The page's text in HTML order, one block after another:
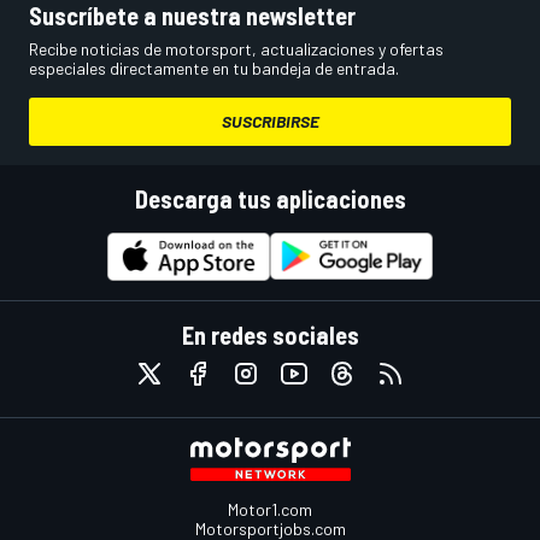
Suscríbete a nuestra newsletter
Recibe noticias de motorsport, actualizaciones y ofertas
especiales directamente en tu bandeja de entrada.
SUSCRIBIRSE
Descarga tus aplicaciones
En redes sociales
Motor1.com
Motorsportjobs.com